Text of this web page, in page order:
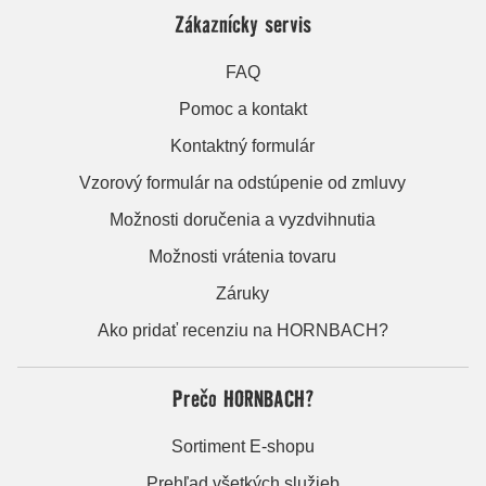
Zákaznícky servis
FAQ
Pomoc a kontakt
Kontaktný formulár
Vzorový formulár na odstúpenie od zmluvy
Možnosti doručenia a vyzdvihnutia
Možnosti vrátenia tovaru
Záruky
Ako pridať recenziu na HORNBACH?
Prečo HORNBACH?
Sortiment E-shopu